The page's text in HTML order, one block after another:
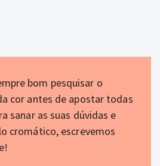
bom pesquisar o
cor antes de apostar todas
sanar as suas dúvidas e
cromático, escrevemos